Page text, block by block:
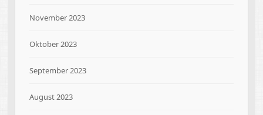
November 2023
Oktober 2023
September 2023
August 2023